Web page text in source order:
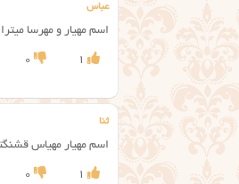
عباس
اسم مهیار و مهرسا
1
0
ثنا
اسم مهیار مهیاس
1
0